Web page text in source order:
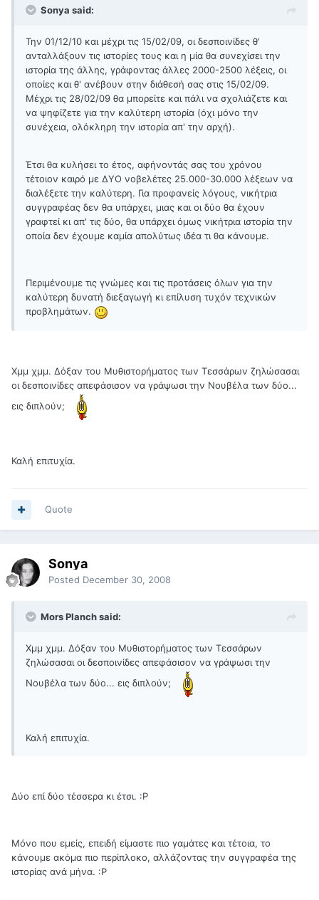
Sonya said:
Την 01/12/10 και μέχρι τις 15/02/09, οι δεσποινίδες θ'
ανταλλάξουν τις ιστορίες τους και η μία θα συνεχίσει την
ιστορία της άλλης, γράφοντας άλλες 2000-2500 λέξεις, οι
οποίες και θ' ανέβουν στην διάθεσή σας στις 15/02/09.
Μέχρι τις 28/02/09 θα μπορείτε και πάλι να σχολιάζετε και
να ψηφίζετε για την καλύτερη ιστορία (όχι μόνο την
συνέχεια, ολόκληρη την ιστορία απ' την αρχή).
Έτσι θα κυλήσει το έτος, αφήνοντάς σας του χρόνου
τέτοιον καιρό με ΔΥΟ νοβελέτες 25.000-30.000 λέξεων να
διαλέξετε την καλύτερη. Για προφανείς λόγους, νικήτρια
συγγραφέας δεν θα υπάρχει, μιας και οι δύο θα έχουν
γραφτεί κι απ' τις δύο, θα υπάρχει όμως νικήτρια ιστορία την
οποία δεν έχουμε καμία απολύτως ιδέα τι θα κάνουμε.
Περιμένουμε τις γνώμες και τις προτάσεις όλων για την
καλύτερη δυνατή διεξαγωγή κι επίλυση τυχόν τεχνικών
προβλημάτων.
Χμμ χμμ. Δόξαν του Μυθιστορήματος των Τεσσάρων ζηλώσασαι
οι δεσποινίδες απεφάσισον να γράψωσι την Νουβέλα των δύο...
εις διπλούν;
Καλή επιτυχία.
Quote
Sonya
Posted December 30, 2008
Mors Planch said:
Χμμ χμμ. Δόξαν του Μυθιστορήματος των Τεσσάρων
ζηλώσασαι οι δεσποινίδες απεφάσισον να γράψωσι την
Νουβέλα των δύο... εις διπλούν;
Καλή επιτυχία.
Δύο επί δύο τέσσερα κι έτσι. :Ρ
Μόνο που εμείς, επειδή είμαστε πιο γαμάτες και τέτοια, το
κάνουμε ακόμα πιο περίπλοκο, αλλάζοντας την συγγραφέα της
ιστορίας ανά μήνα. :Ρ